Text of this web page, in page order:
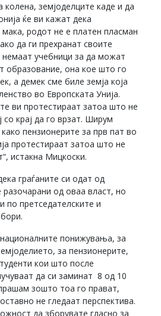
колена, земјоделците каде и да
ќе ви кажат дека
родот не е платен пласман
да ги прехранат своите
немаат учебници за да можат
образование, она кое што го
а демек сме биле земја која
во Европската Унија.
ви протестираат затоа што не
крај да го врзат. Ширум
пензионерите за прв пат во
протестираат затоа што не
истакна Мицкоски.
граѓаните си одат од
разочарани од оваа власт, но
по претседателските и
понижувања, за
за пензионерите,
кои што после
да си заминат 8 од 10
зошто тоа го прават,
не гледаат перспектива.
да зборувате гласно за